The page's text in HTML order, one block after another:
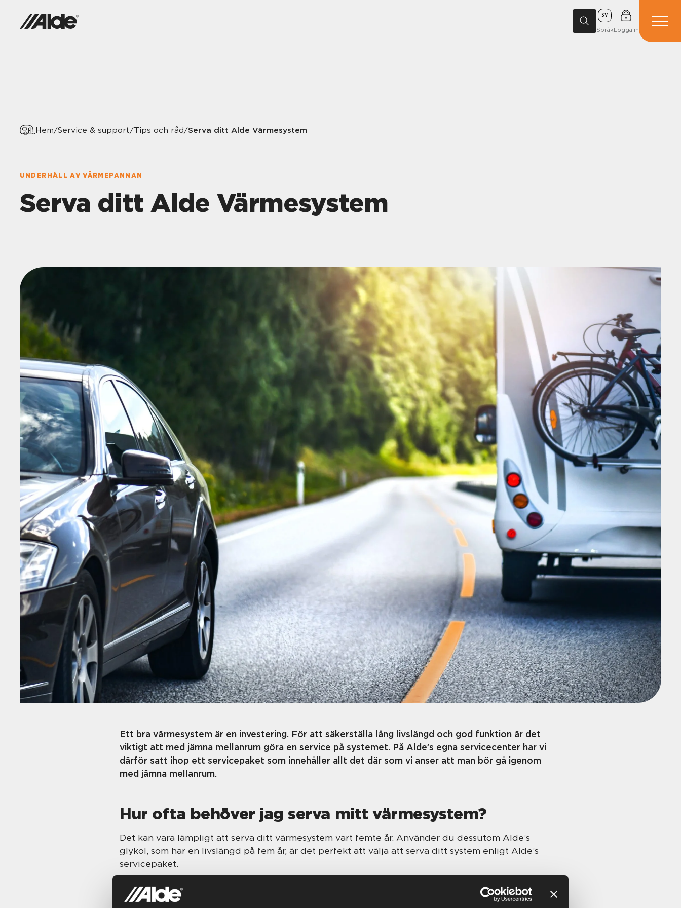
SV
SpråkLogga in
Hem/Service & support/Tips och råd/Serva ditt Alde Värmesystem
UNDERHÅLL AV VÄRMEPANNAN
Serva ditt Alde Värmesystem
Ett bra värmesystem är en investering. För att säkerställa lång livslängd och god funktion är det
viktigt att med jämna mellanrum göra en service på systemet. På Alde’s egna servicecenter har vi
därför satt ihop ett servicepaket som innehåller allt det där som vi anser att man bör gå igenom
med jämna mellanrum.
Hur ofta behöver jag serva mitt värmesystem?
Det kan vara lämpligt att serva ditt värmesystem vart femte år. Använder du dessutom Alde’s
glykol, som har en livslängd på fem år, är det perfekt att välja att serva ditt system enligt Alde’s
servicepaket.